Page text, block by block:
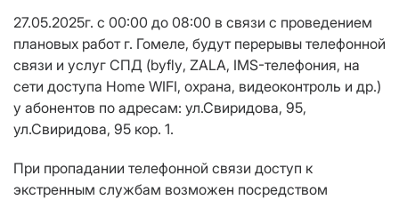
27.05.2025г. с 00:00 до 08:00 в связи с проведением
плановых работ г. Гомеле, будут перерывы телефонной
связи и услуг СПД (byfly, ZALA, IMS-телефония, на
сети доступа Home WIFI, охрана, видеоконтроль и др.)
у абонентов по адресам: ул.Свиридова, 95,
ул.Свиридова, 95 кор. 1.
При пропадании телефонной связи доступ к
экстренным службам возможен посредством